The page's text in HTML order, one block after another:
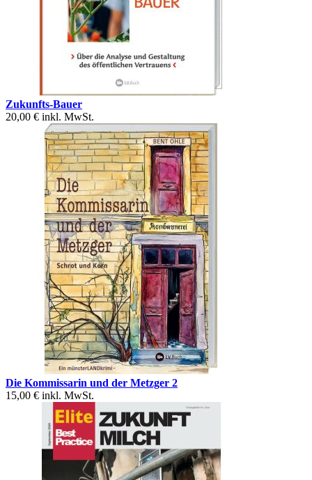
Zukunfts-Bauer
20,00 € inkl. MwSt.
Die Kommissarin und der Metzger 2
15,00 € inkl. MwSt.